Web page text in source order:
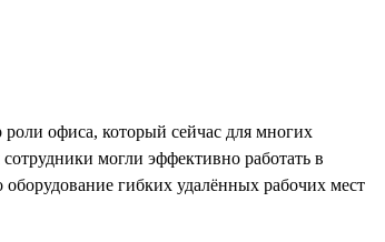
офиса, который сейчас для многих
могли эффективно работать в
гибких удалённых рабочих мест